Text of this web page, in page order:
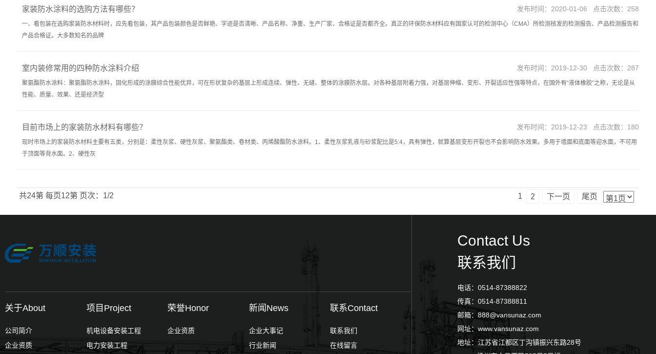
家装防水涂料的选购方法有哪些？
一、看包装在选购家装防水材料时，应先看包装，其产品包装颜色是否鲜艳、字迹是否清晰、产品名称、净重、生产厂家、合格证是否都齐全。真正的环保防水材料应有国家认可的检测中心（CMA）所检测核发的检测报告、产品检测报告和
产品合格证。大多数知名的品牌
发布时间：2020-01-06 点击次数：258
室内装修常用的四种防水涂料介绍
聚氨酯防水涂料：聚氨酯防水涂料，固化形成的涂膜综合性能优异，可在形状复杂的基层上形成连续、弹性、无缝、整体的涂膜防水层。对各种基层附着力强，对基层伸缩、变形、开裂适应性强等特点，在国外有“液体橡胶”之称，无论是从
性能、质量、效果、还是经济型
发布时间：2019-12-30 点击次数：287
目前市场上的家装防水材料有哪些？
现时市场上的家装防水材料主要有五类，分别是：柔性灰浆、硬性灰浆、聚氨酯类、卷材类、丙烯酸酯防水涂料。1、柔性灰浆乳液与砂浆配比是5:4，具有弹性，就算基层变形开裂也不会影响防水效果。多用于墙面和底面等迎水面，不可用
于顶面等背水面。2、硬性灰
发布时间：2019-12-23 点击次数：180
共24第 每页12第 页次：1/2 1 2 下一页 尾页
关于About
公司简介
企业资质
项目Project
机电设备安装工程
电力安装工程
荣誉Honor
企业资质
新闻News
企业大事记
行业新闻
联系Contact
联系我们
在线留言
Contact Us
联系我们
电话：0514-87388822
传真：0514-87388811
邮箱：888@vansunaz.com
网址：www.vansunaz.com
地址：江苏省江都区丁沟镇振兴东路28号